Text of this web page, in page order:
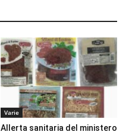
Varie
Allerta sanitaria del ministero